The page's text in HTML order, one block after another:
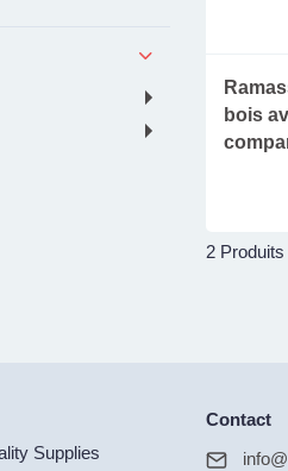
bois
2 Produits
Supplies
Contact